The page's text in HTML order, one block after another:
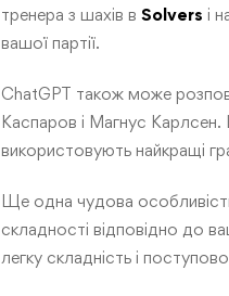
тренера з шахів в Solvers і
вашої партії.
ChatGPT також може
Каспаров і Магнус Карлсен.
використовують найкращі
Ще одна чудова
складності відповідно до
легку складність і